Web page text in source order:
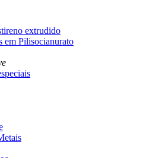
extrudido
em Pilisocianurato